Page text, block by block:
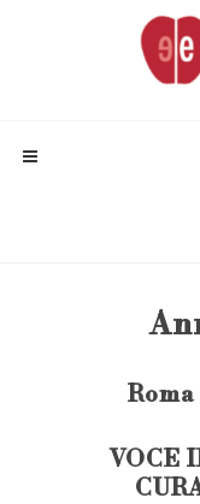
VOCE